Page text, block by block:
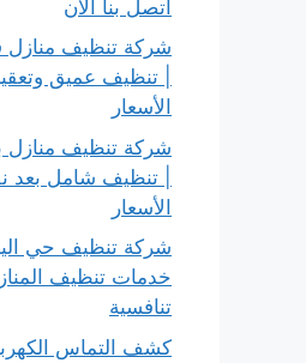
اتصل بنا الان
شركة تنظيف منازل
| تنظيف عميق
الأسعار
شركة تنظيف منازل
| تنظيف شامل بعد
الأسعار
شركة تنظيف حي
خدمات تنظيف
تنافسية
كشف التماس